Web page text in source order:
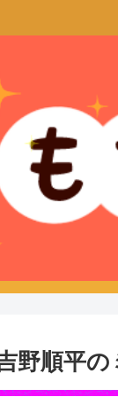
野順平